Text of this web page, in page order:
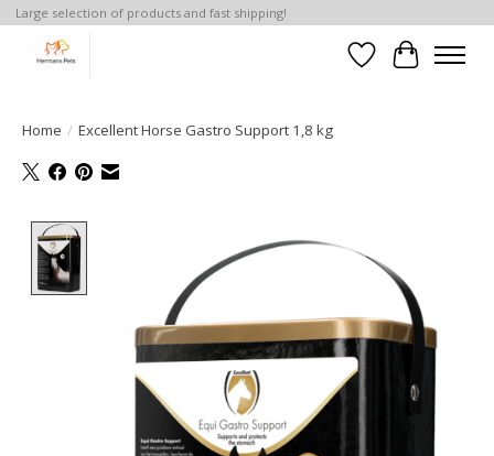
Large selection of products and fast shipping!
Verlanglijst
Home / Excellent Horse Gastro Support 1,8 kg